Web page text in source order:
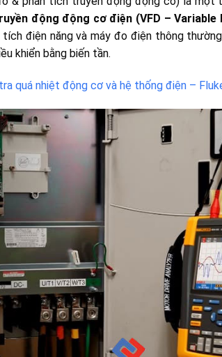
động động cơ điện (VFD – Variable
điện năng và máy đo điện thông
khiển bằng biến tần.
quá nhiệt động cơ và hệ thống điện –